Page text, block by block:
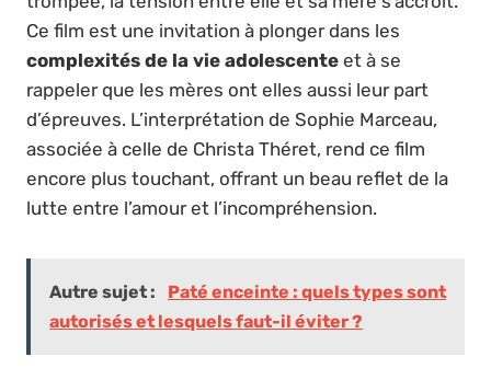
Ce film est une invitation à plonger dans les
complexités de la vie adolescente et à se
rappeler que les mères ont elles aussi leur part
d’épreuves. L’interprétation de Sophie Marceau,
associée à celle de Christa Théret, rend ce film
encore plus touchant, offrant un beau reflet de la
lutte entre l’amour et l’incompréhension.
Autre sujet :
Paté enceinte : quels types sont
autorisés et lesquels faut-il éviter ?